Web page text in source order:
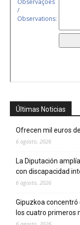
Últimas Noticias
Ofrecen mil euros
6 agosto, 2026
La Diputación
con discapacidad
6 agosto, 2026
Gipuzkoa concentró
los cuatro primeros